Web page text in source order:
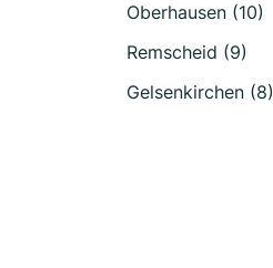
Oberhausen (10)
Remscheid (9)
Gelsenkirchen (8)